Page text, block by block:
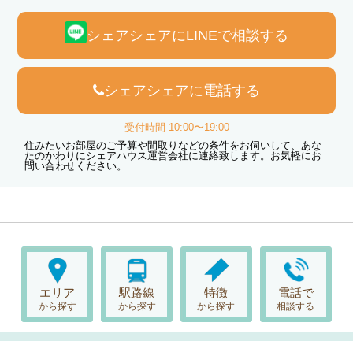
シェアシェアにLINEで相談する
シェアシェアに電話する
受付時間 10:00〜19:00
住みたいお部屋のご予算や間取りなどの条件をお伺いして、あな
たのかわりにシェアハウス運営会社に連絡致します。お気軽にお
問い合わせください。
エリア
から探す
駅路線
から探す
特徴
から探す
電話で
相談する